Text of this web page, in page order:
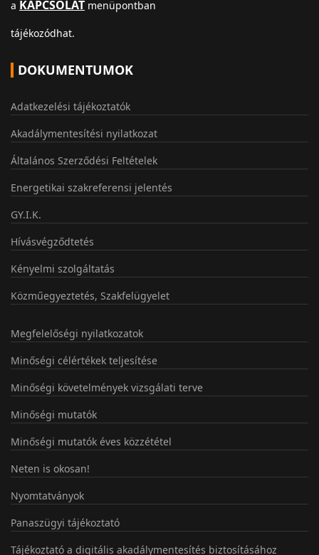
a KAPCSOLAT menüpontban
tájékozódhat.
DOKUMENTUMOK
Adatkezelési tájékoztatók
Akadálymentesítési nyilatkozat
Általános Szerződési Feltételek
Energetikai szakreferensi jelentés
GY.I.K.
Hívásvégződtetés
Kényelmi szolgáltatás
Közműegyeztetés, Szakfelügyelet
Megfelelőségi nyilatkozatok
Minőségi célértékek teljesítése
Minőségi követelmények vizsgálati terve
Minőségi mutatók
Minőségi mutatók éves közzététel
Neten is okosan!
Nyomtatványok
Panaszügyi tájékoztató
Tájékoztató a digitális akadálymentesítés biztosításához